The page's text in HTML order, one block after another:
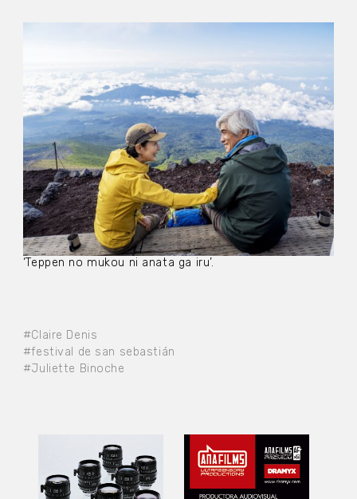
#Claire Denis
#festival de san sebastián
#Juliette Binoche
‘Teppen no mukou ni anata ga iru’.